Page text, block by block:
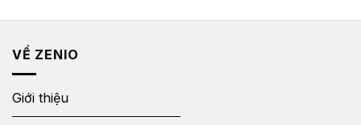
VỀ ZENIO
Giới thiệu